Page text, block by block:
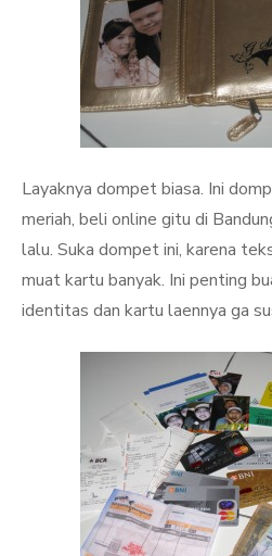
Layaknya dompet biasa. Ini
meriah, beli online gitu di
lalu. Suka dompet ini, karena
muat kartu banyak. Ini penting
identitas dan kartu laennya ga